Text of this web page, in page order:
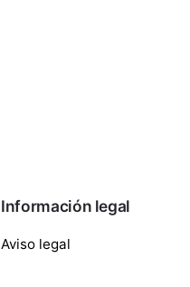
Información legal
Aviso legal